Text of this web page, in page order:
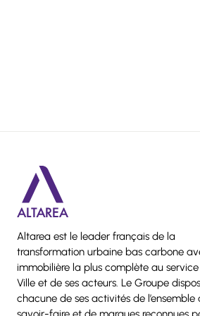
Altarea est le leader français de la
transformation urbaine bas carbone
immobilière la plus complète au
Ville et de ses acteurs. Le Groupe
chacune de ses activités de l’ensemble